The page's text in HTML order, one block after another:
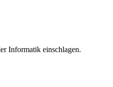
Informatik einschlagen.